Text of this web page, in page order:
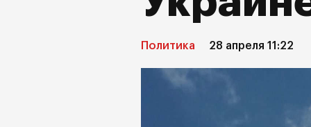
Политика 28 апреля 11:22